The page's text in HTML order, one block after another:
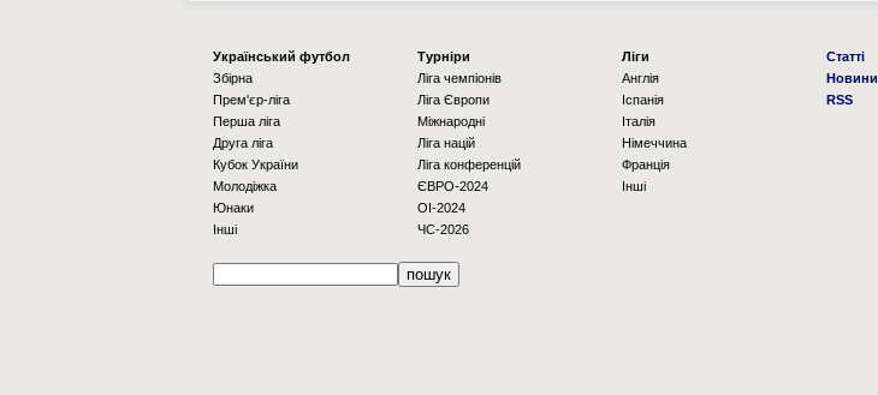
Українcький футбол
Збірна
Прем'єр-ліга
Перша ліга
Друга ліга
Кубок України
Молодіжка
Юнаки
Інші
Турніри
Ліга чемпіонів
Ліга Європи
Міжнародні
Ліга націй
Ліга конференцій
ЄВРО-2024
OI-2024
ЧС-2026
Ліги
Англія
Іспанія
Італія
Німеччина
Франція
Інші
Статті
Новини
RSS